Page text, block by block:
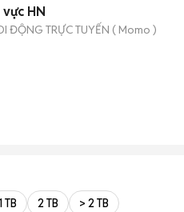
HN
ĐỘNG TRỰC TUYẾN ( Momo )
TB 2 TB > 2 TB